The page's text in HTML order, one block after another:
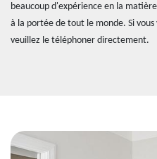
beaucoup d'expérience en la
à la portée de tout le monde. Si
veuillez le téléphoner directement.